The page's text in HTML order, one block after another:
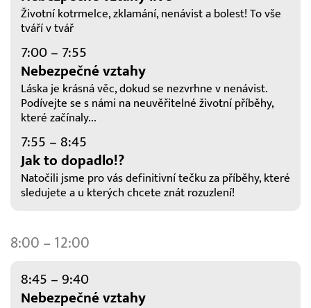
Životní kotrmelce, zklamání, nenávist a bolest! To vše
tváří v tvář
7:00 – 7:55
Nebezpečné vztahy
Láska je krásná věc, dokud se nezvrhne v nenávist.
Podívejte se s námi na neuvěřitelné životní příběhy,
které začínaly...
7:55 – 8:45
Jak to dopadlo!?
Natočili jsme pro vás definitivní tečku za příběhy, které
sledujete a u kterých chcete znát rozuzlení!
8:00 – 12:00
8:45 – 9:40
Nebezpečné vztahy